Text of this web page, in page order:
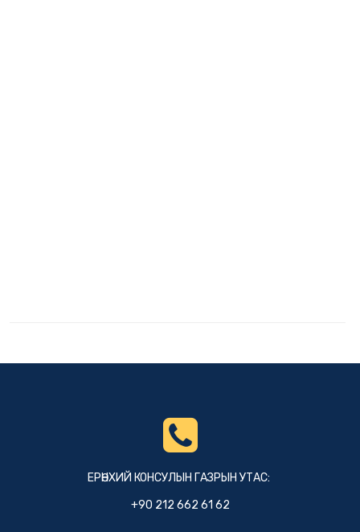
ЕРӨНХИЙ КОНСУЛЫН ГАЗРЫН УТАС:
+90 212 662 61 62